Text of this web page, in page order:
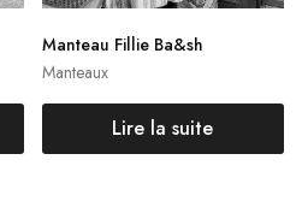
Manteaux
Manteau Fillie Ba&sh
Lire la suite